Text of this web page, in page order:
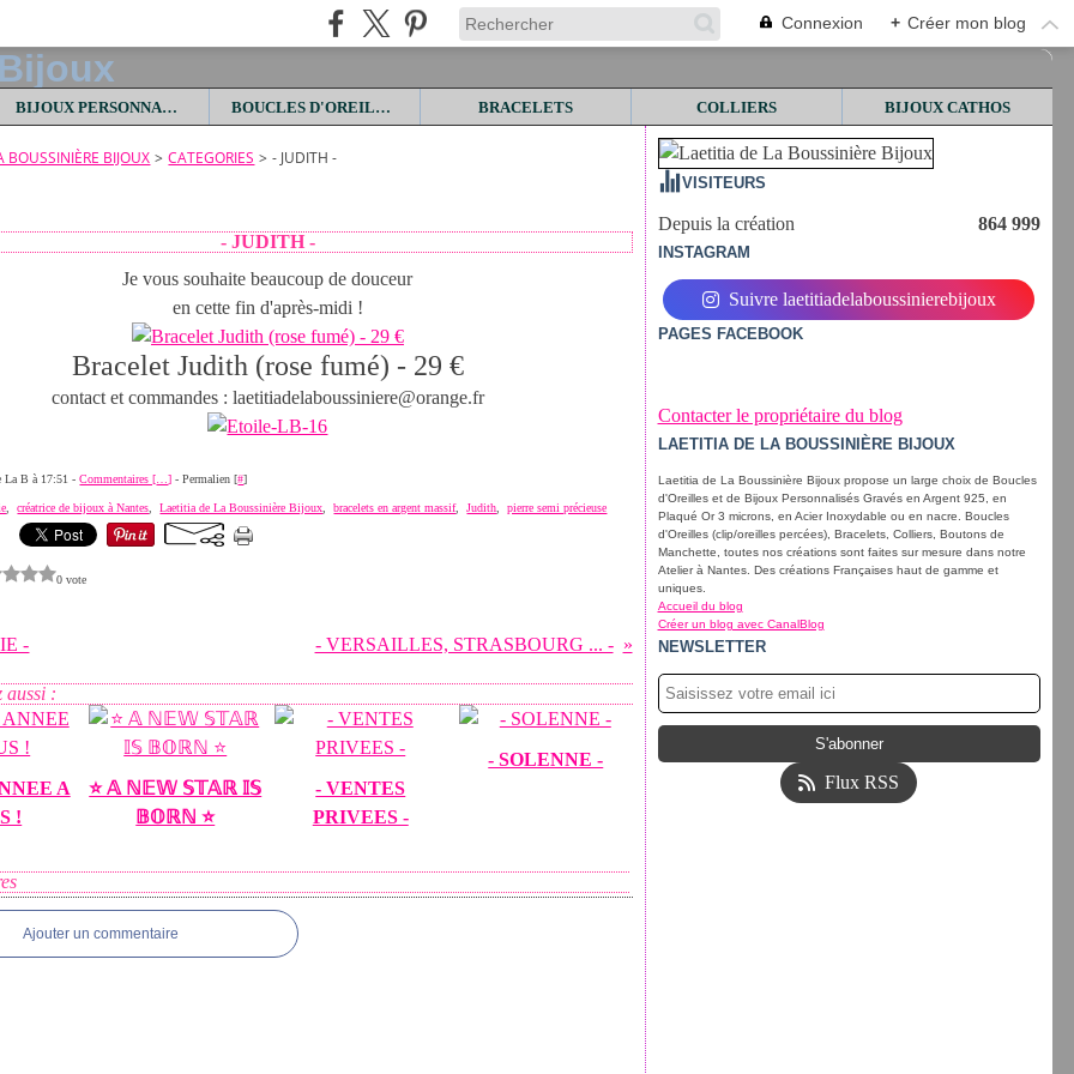
Connexion + Créer mon blog
BIJOUX PERSONNALISES BOUCLES D'OREILLES BRACELETS COLLIERS BIJOUX CATHOS
BOUSSINIÈRE BIJOUX > CATEGORIES > - JUDITH -
- JUDITH -
Je vous souhaite beaucoup de douceur
en cette fin d'après-midi !
Bracelet Judith (rose fumé) - 29 €
contact et commandes : laetitiadelaboussiniere@orange.fr
La B à 17:51 -Commentaires [ …] - Permalien [#]
,créatrice de bijoux à Nantes ,Laetitia de La Boussinière Bijoux ,bracelets en argent massif,Judith ,pierre semi précieuse
0 vote
- - VERSAILLES, STRASBOURG ... -
aussi :
A
!
⭐️ 𝔸 ℕ𝔼𝕎 𝕊𝕋𝔸ℝ 𝕀𝕊
𝔹𝕆ℝℕ ⭐️
- VENTES
PRIVEES -
- SOLENNE -
Ajouter un commentaire
VISITEURS
Depuis la création 864 999
INSTAGRAM
Suivre laetitiadelaboussinierebijoux
PAGES FACEBOOK
Contacter le propriétaire du blog
LAETITIA DE LA BOUSSINIÈRE BIJOUX
Laetitia de La Boussinière Bijoux propose un large choix de Boucles
d'Oreilles et de Bijoux Personnalisés Gravés en Argent 925, en
Plaqué Or 3 microns, en Acier Inoxydable ou en nacre. Boucles
d'Oreilles (clip/oreilles percées), Bracelets, Colliers, Boutons de
Manchette, toutes nos créations sont faites sur mesure dans notre
Atelier à Nantes. Des créations Françaises haut de gamme et
uniques.
Accueil du blog
Créer un blog avec CanalBlog
NEWSLETTER
Flux RSS